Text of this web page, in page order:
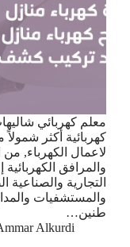
معلم كهربائي
كهربائية أكثر
لاعمال الكهرباء, من
والمرافق الكهربائية
التجارية
والمستشفيات
طنين…
Alkurdi